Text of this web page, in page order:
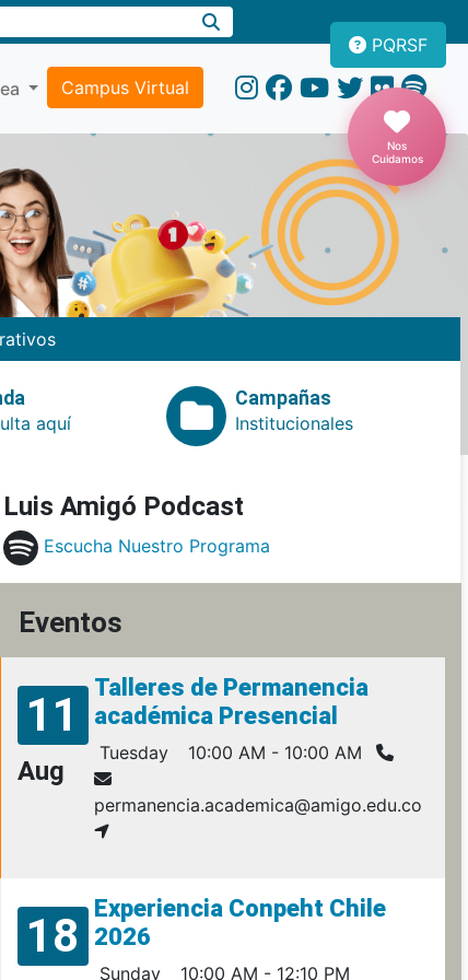
Campus Virtual
PQRSF
Nos
Cuidamos
aquí
Campañas
Institucionales
Luis Amigó Podcast
Escucha Nuestro Programa
Eventos
11
Aug
Talleres de Permanencia
académica Presencial
Tuesday 10:00 AM - 10:00 AM
permanencia.academica@amigo.edu.co
18
Experiencia Conpeht Chile
2026
Sunday 10:00 AM - 12:10 PM